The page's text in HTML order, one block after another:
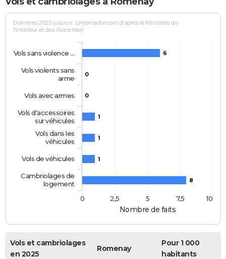
Nombre de faits
Données 2025 (source : Linternaute.com d'après le Ministère de
l'Intérieur et des Outre-Mer)
6
0
0
1
1
1
8
Vols sans violence …
Vols violents sans
arme
Vols avec armes
Vols d'accessoires
sur véhicules
Vols dans les
véhicules
Vols de véhicules
Cambriolages de
logement
0
10
2,5 5 7,5
Vols et cambriolages
en 2025
Romenay
Pour 1 000
habitants